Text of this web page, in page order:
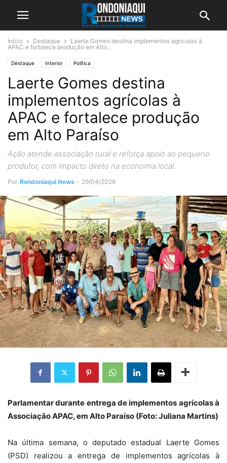
Início Destaque
Laerte Gomes destina implementos agrícolas à
APAC e fortalece produção em Alto...
Destaque Interior Política
Laerte Gomes destina
implementos agrícolas à
APAC e fortalece produção
em Alto Paraíso
Ação atende associação rural e reforça apoio ao pequeno
produtor, com impacto direto na economia local.
Por Rondoniaqui News - 29/04/2026
Parlamentar durante entrega de implementos agrícolas à
Associação APAC, em Alto Paraíso (Foto: Juliana Martins)
Na última semana, o deputado estadual Laerte Gomes
(PSD) realizou a entrega de implementos agrícolas à